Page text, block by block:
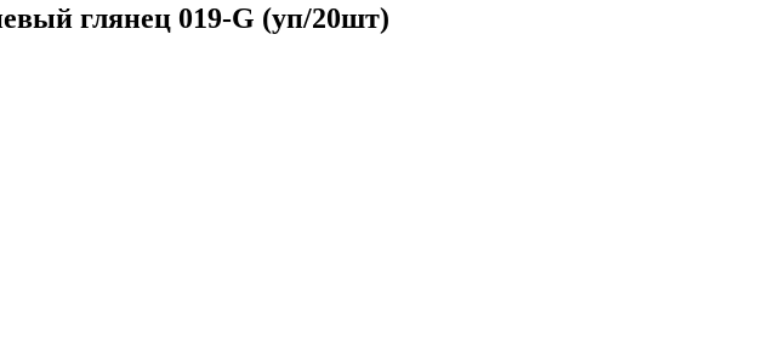
глянец 019-G (уп/20шт)